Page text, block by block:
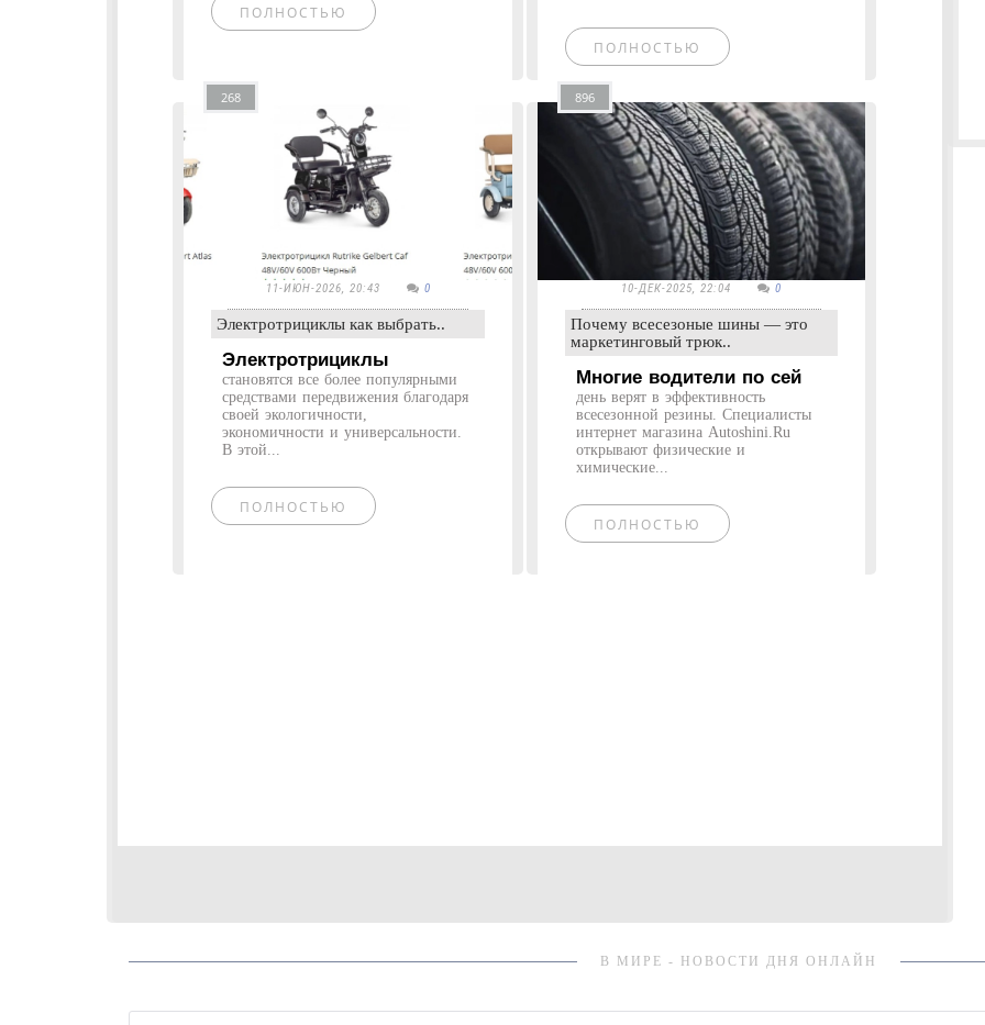
ПОЛНОСТЬЮ
ПОЛНОСТЬЮ
268
11-ИЮН-2026, 20:43 0
Электротрициклы как выбрать..
Электротрициклы
становятся все более популярными
средствами передвижения благодаря
своей экологичности,
экономичности и универсальности.
В этой...
ПОЛНОСТЬЮ
896
10-ДЕК-2025, 22:04 0
Почему всесезоные шины — это
маркетинговый трюк..
Многие водители по сей
день верят в эффективность
всесезонной резины. Специалисты
интернет магазина Autoshini.Ru
открывают физические и
химические...
ПОЛНОСТЬЮ
В МИРЕ - НОВОСТИ ДНЯ ОНЛАЙН